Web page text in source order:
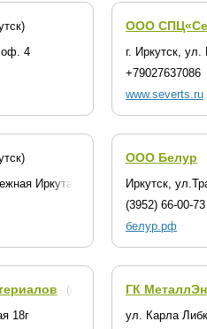
оф. 4
ООО
г. Иркутск,
+79027637086
www.severts.ru
Иркута, 1А
ООО Белур
Иркутск,
(3952) 66-00-73
белур.рф
(г. Иркутск)
18г
ГК
ул. Карла